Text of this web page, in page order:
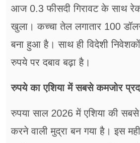
आज 0.3 फीसदी गिरावट के साथ
खुला। कच्चा तेल लगातार 100
बना हुआ है। साथ ही विदेशी
रुपये पर दबाव बढ़ा है।
रुपये का एशिया में सबसे कमजोर
रुपया साल 2026 में एशिया की
करने वाली मुद्रा बन गया है। इस